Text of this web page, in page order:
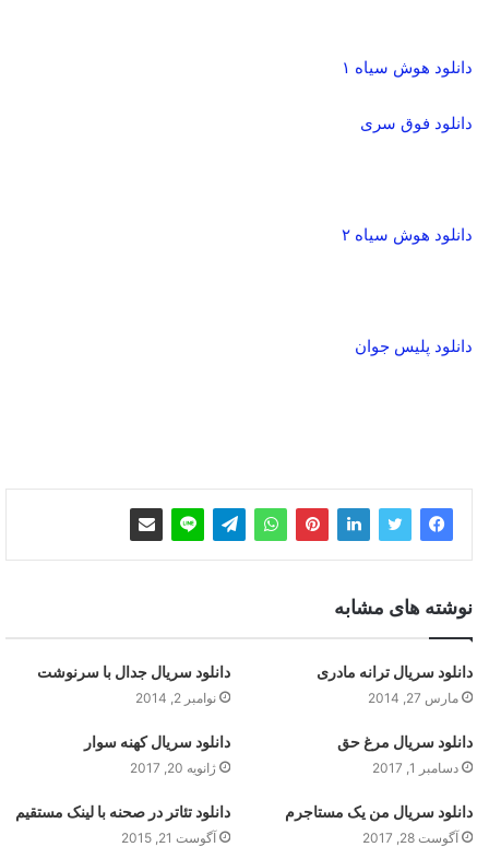
دانلود هوش سیاه ۱
دانلود فوق سری
دانلود هوش سیاه ۲
دانلود پلیس جوان
نوشته های مشابه
دانلود سریال ترانه مادری
مارس 27, 2014
دانلود سریال جدال با سرنوشت
نوامبر 2, 2014
دانلود سریال مرغ حق
دسامبر 1, 2017
دانلود سریال کهنه سوار
ژانویه 20, 2017
دانلود سریال من یک مستاجرم
آگوست 28, 2017
دانلود تئاتر در صحنه با لینک مستقیم
آگوست 21, 2015